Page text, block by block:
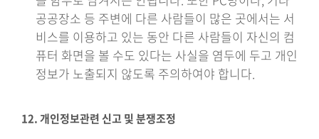
공공장소 등 주변에 다른 사람들이 많은 곳에서는 서
비스를 이용하고 있는 동안 다른 사람들이 자신의 컴
퓨터 화면을 볼 수도 있다는 사실을 염두에 두고 개인
정보가 노출되지 않도록 주의하여야 합니다.
12. 개인정보관련 신고 및 분쟁조정